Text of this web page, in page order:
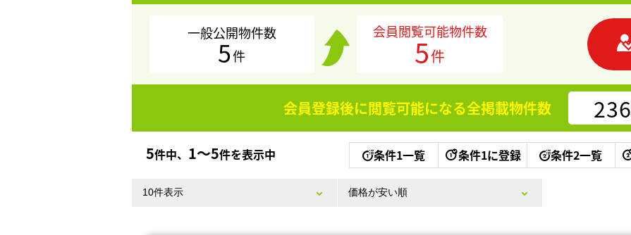
一般公開物件数
5件
会員閲覧可能物件数
5件
会員登録後に閲覧可能になる全掲載物件数 236
5件中、 1〜5件を表示中 条件1一覧 条件1に登録 条件2一覧